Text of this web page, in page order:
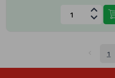
1